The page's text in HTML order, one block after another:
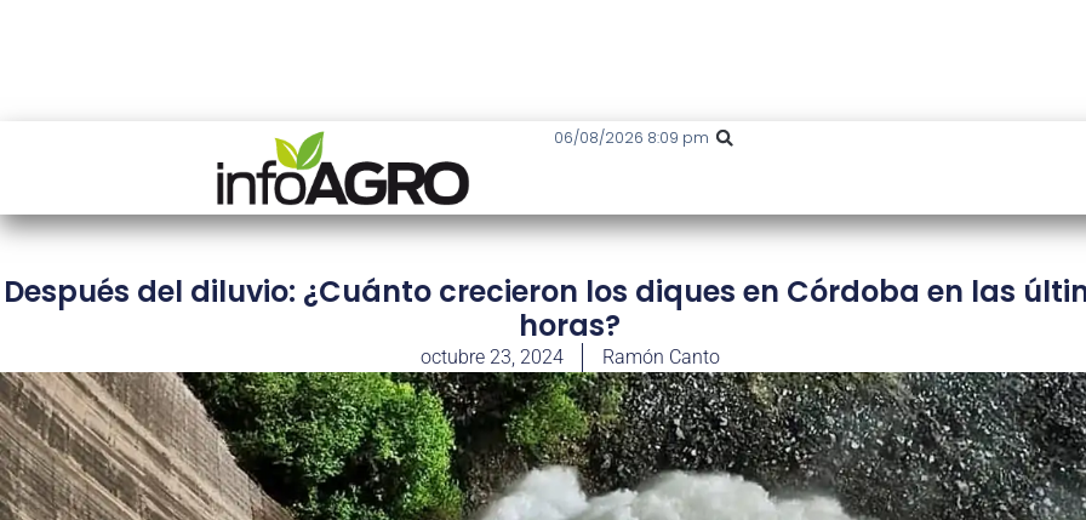
06/08/2026 8:09 pm
Después del diluvio: ¿Cuánto crecieron los diques en Córdoba en las
horas?
octubre 23, 2024 Ramón Canto